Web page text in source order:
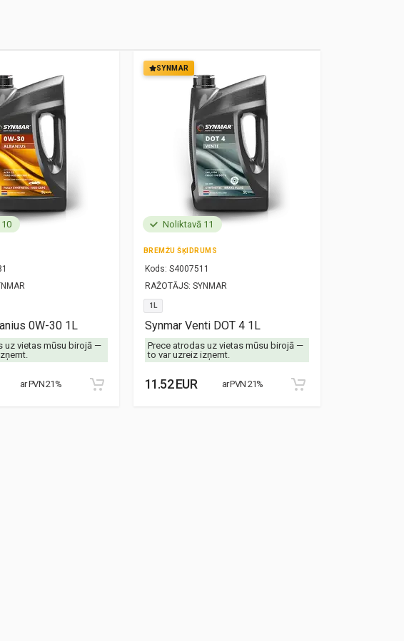
0W-30 1L
uz vietas mūsu birojā —
ar PVN 21%
SYNMAR
Noliktavā 11
BREMŽU ŠĶIDRUMS
Kods: S4007511
RAŽOTĀJS: SYNMAR
1L
Synmar Venti DOT 4 1L
Prece atrodas uz vietas mūsu birojā —
to var uzreiz izņemt.
11.52 EUR ar PVN 21%